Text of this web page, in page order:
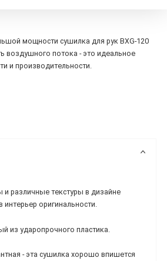
мощности сушилка для рук BXG-120
воздушного потока - это идеальное
и производительности.
различные текстуры в дизайне
интерьер оригинальности.
из ударопрочного пластика.
- эта сушилка хорошо впишется